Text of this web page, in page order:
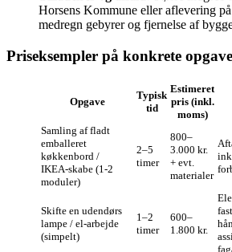
Horsens Kommune eller aflevering
medregn gebyrer og fjernelse af
Priseksempler på konkrete
Opgave
Typisk
tid
Estimeret
pris (inkl.
moms)
Samling af fladt
emballeret
køkkenbord /
IKEA‑skabe (1‑2
moduler)
2–5
timer
800–
3.000 kr.
+ evt.
materialer
Skifte en udendørs
lampe / el‑arbejde
(simpelt)
1–2
timer
600–
1.800 kr.